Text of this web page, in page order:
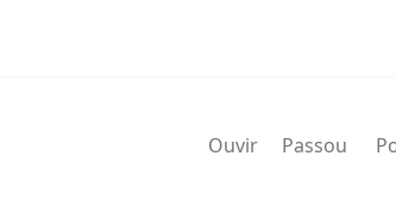
Ouvir Passou